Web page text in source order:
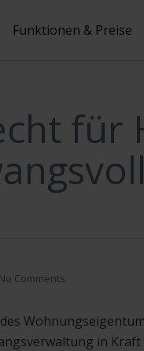
Funktionen & Preise
für
No Comments
in